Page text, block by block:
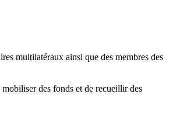
multilatéraux ainsi que des membres des
des fonds et de recueillir des